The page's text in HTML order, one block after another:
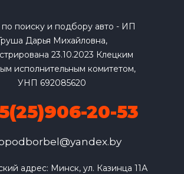
поиску и подбору авто - ИП
Дарья Михайловна,
23.10.2023 Клецким
исполнительным комитетом,
УНП 692085620
20-53
адрес: Минск, ул. Казинца 11А